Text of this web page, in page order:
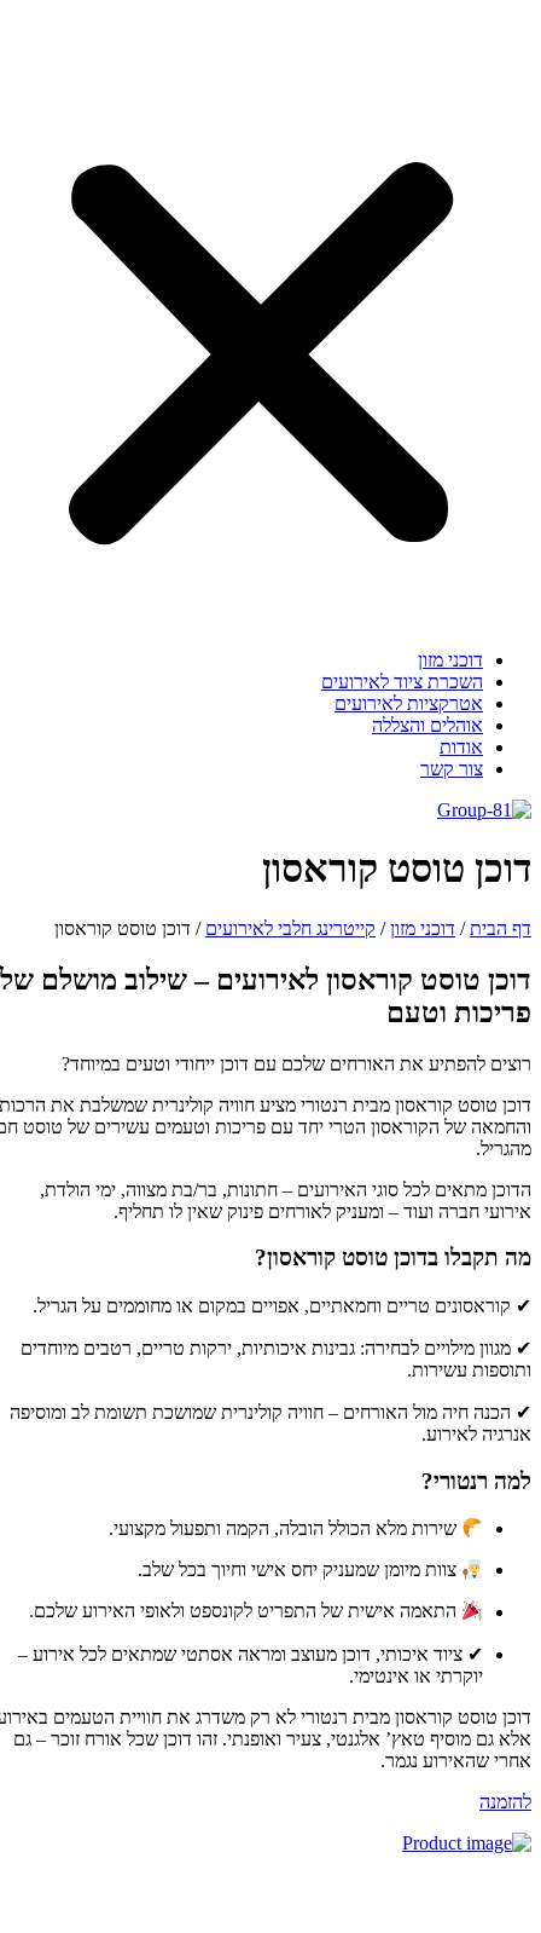
דוכני מזון
השכרת ציוד לאירועים
אטרקציות לאירועים
אוהלים והצללה
אודות
צור קשר
טוסט קוראסון
הבית/דוכני מזון/קייטרינג חלבי לאירועים/דוכן טוסט קוראסון
טוסט קוראסון לאירועים – שילוב מושלם של
וטעם
להפתיע את האורחים שלכם עם דוכן ייחודי וטעים במיוחד?
טוסט קוראסון מבית רנטורי מציע חוויה קולינרית שמשלבת את הרכות
של הקוראסון הטרי יחד עם פריכות וטעמים עשירים של טוסט חם
מתאים לכל סוגי האירועים – חתונות, בר/בת מצווה, ימי הולדת,
חברה ועוד – ומעניק לאורחים פינוק שאין לו תחליף.
תקבלו בדוכן טוסט קוראסון?
טריים וחמאתיים, אפויים במקום או מחוממים על הגריל.
מילויים לבחירה: גבינות איכותיות, ירקות טריים, רטבים מיוחדים
עשירות.
חיה מול האורחים – חוויה קולינרית שמושכת תשומת לב ומוסיפה
לאירוע.
רנטורי?
שירות מלא הכולל הובלה, הקמה ותפעול מקצועי.
צוות מיומן שמעניק יחס אישי וחיוך בכל שלב.
התאמה אישית של התפריט לקונספט ולאופי האירוע שלכם.
✔ ציוד איכותי, דוכן מעוצב ומראה אסתטי שמתאים לכל אירוע –
יוקרתי או אינטימי.
טוסט קוראסון מבית רנטורי לא רק משדרג את חוויית הטעמים באירוע,
גם מוסיף טאץ’ אלגנטי, צעיר ואופנתי. זהו דוכן שכל אורח זוכר – גם
שהאירוע נגמר.